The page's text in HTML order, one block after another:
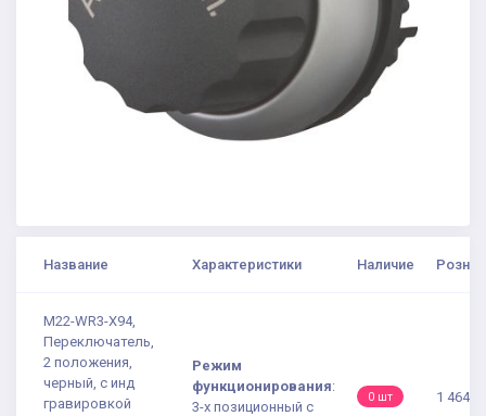
Название Характеристики Наличие
M22-WR3-X94,
Переключатель,
2 положения,
черный, с инд
гравировкой
Режим
функционирования:
3-х позиционный с
0 шт 1